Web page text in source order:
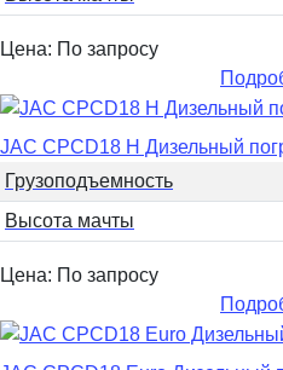
Цена: По запросу
JAC CPCD18 H Дизельный
Грузоподъемность
Высота мачты
Цена: По запросу